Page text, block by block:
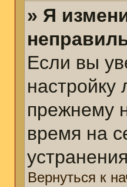
» Я
Если вы
настройку
прежнему
время на
Вернуться к